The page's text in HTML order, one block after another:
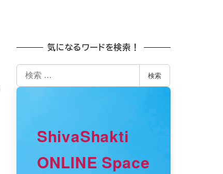
気になるワードを検索！
索
検索
ShivaShakti
ONLINE Space